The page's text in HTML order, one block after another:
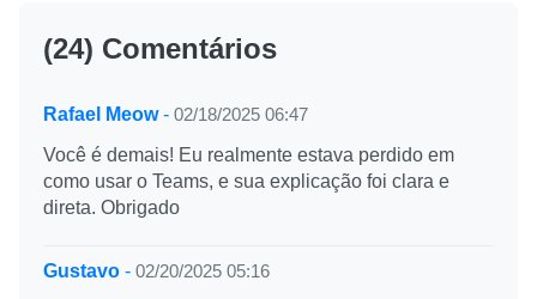
(24) Comentários
Rafael Meow- 02/18/2025 06:47
Você é demais! Eu realmente estava perdido em
como usar o Teams, e sua explicação foi clara e
direta. Obrigado
Gustavo - 02/20/2025 05:16